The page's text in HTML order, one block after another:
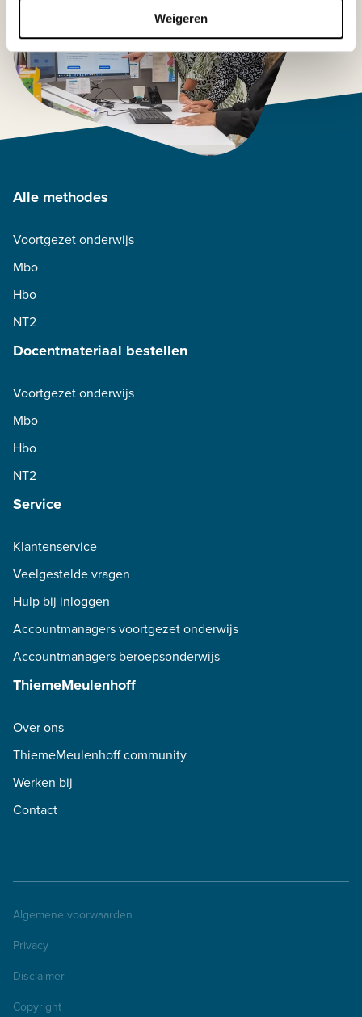
Weigeren
Alle methodes
Voortgezet onderwijs
Mbo
Hbo
NT2
Docentmateriaal bestellen
Voortgezet onderwijs
Mbo
Hbo
NT2
Service
Klantenservice
Veelgestelde vragen
Hulp bij inloggen
Accountmanagers voortgezet onderwijs
Accountmanagers beroepsonderwijs
ThiemeMeulenhoff
Over ons
ThiemeMeulenhoff community
Werken bij
Contact
Algemene voorwaarden
Privacy
Disclaimer
Copyright